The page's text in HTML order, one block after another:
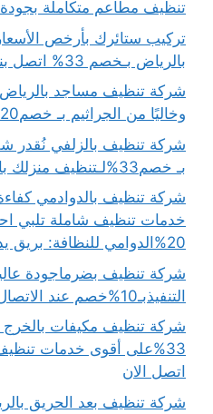
تنظيف مطاعم متكاملة بجودة 100% اتصل بنا الان
تركيب ستائرك بأرخص
بالرياض بـخصم 33% اتصل بنا الان
شركة تنظيف مساجد
وخاليًا من الجراثيم بـ خصم20% اتصل بنا
شركة تنظيف بالزلفي
بـ خصم33%لـتنظيف منزلك بالزلفي اتصل بنا الان
شركة تنظيف بالدوادمي
خدمات تنظيف شاملة تلبي
20%الدوامي للنظافة: بريق يدوم اتصل بنا الان
شركة تنظيف بضرماجودة
التنفيذبـ10%خصم عند الاتصال اتصل بنا الان
شركة تنظيف مكيفات بالخرج
اتصل الان